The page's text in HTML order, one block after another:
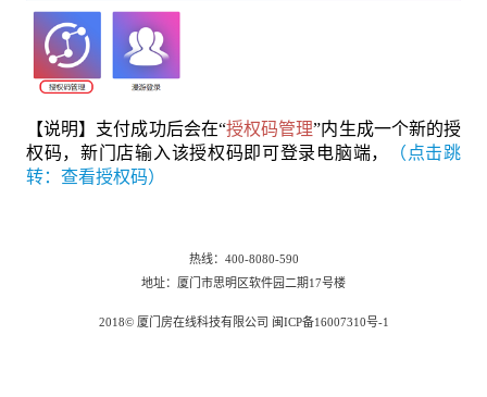
【说明】支付成功后会在“授权码管理”内生成一个新的授
权码，新门店输入该授权码即可登录电脑端，
（ 点击跳
转：查看授权码）
热线：400-8080-590
地址：厦门市思明区软件园二期17号楼
2018© 厦门房在线科技有限公司 闽ICP备16007310号-1